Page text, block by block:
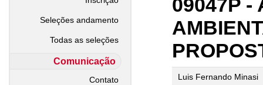
Seleções andamento
Todas as seleções
Comunicação
Contato
09047P -
Luis Fernando Minasi